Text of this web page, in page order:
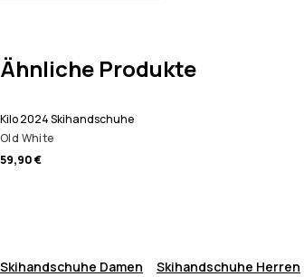
Ähnliche Produkte
Kilo 2024 Skihandschuhe
Old White
59,90 €
Skihandschuhe Damen Skihandschuhe Herren